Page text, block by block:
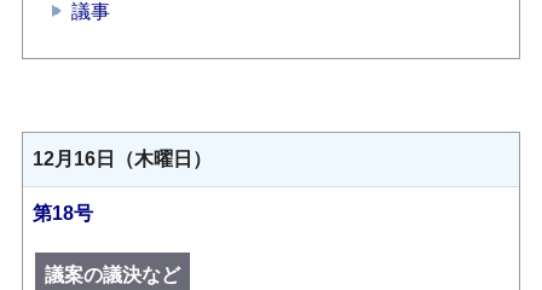
議事
12月16日（木曜日）
第18号
議案の議決など